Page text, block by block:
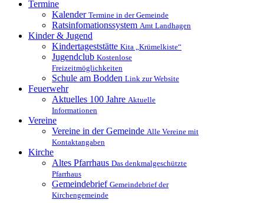
Termine
Kalender Termine in der Gemeinde
Ratsinfomationssystem Amt Landhagen
Kinder & Jugend
Kindertageststätte Kita „Krümelkiste“
Jugendclub Kostenlose
Freizeitmöglichkeiten
Schule am Bodden Link zur Website
Feuerwehr
Aktuelles 100 Jahre Aktuelle
Informationen
Vereine
Vereine in der Gemeinde Alle Vereine mit
Kontaktangaben
Kirche
Altes Pfarrhaus Das denkmalgeschützte
Pfarrhaus
Gemeindebrief Gemeindebrief der
Kirchengemeinde